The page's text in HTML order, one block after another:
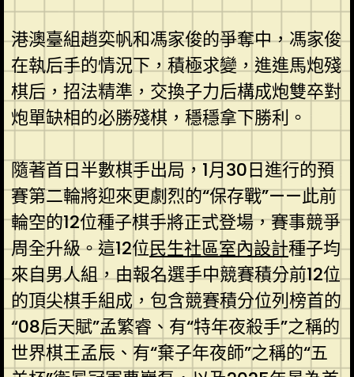
港澳臺組趙奕帆和馮家俊的爭奪中，馮家俊
在執后手的情況下，積極求變，進進馬炮殘
棋后，招法精準，交換子力后構成炮雙卒對
炮單缺相的必勝殘棋，穩穩拿下勝利。
隨著首日半數棋手出局，1月30日進行的預
賽第二輪將迎來更劇烈的“保存戰”——此前
輪空的12位種子棋手將正式登場，賽事競爭
周全升級。這12位民生社區室內設計種子均
來自男人組，由報名選手中競賽積分前12位
的頂尖棋手組成，包含競賽積分位列榜首的
“08后天賦”孟繁睿、有“特年夜殺手”之稱的
世界棋王孟辰、有“棄子年夜師”之稱的“五